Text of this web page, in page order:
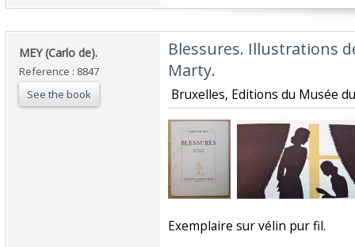
‎MEY (Carlo de).‎
Reference : 8847
See the book
‎Blessures. Illustrations
Marty.‎
Bruxelles, Editions du Musée
‎Exemplaire sur vélin pur fil. ‎